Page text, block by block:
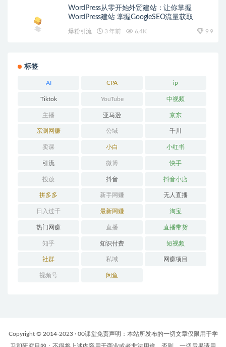
WordPress从零开始外贸建站：让你掌握
WordPress建站 掌握GoogleSEO流量获取
爆粉引流 3 年前 6.4K 9.9
标签
AI CPA ip
Tiktok YouTube 中视频
主播 亚马逊 京东
亲测网赚 公域 千川
卖课 小白 小红书
引流 微博 快手
投放 抖音 抖音小店
拼多多 新手网赚 无人直播
日入过千 最新网赚 淘宝
热门网赚 直播 直播带货
知乎 知识付费 短视频
社群 私域 网赚项目
视频号 闲鱼
Copyright © 2014-2023 · 00课堂免责声明：本站所发布的一切文章仅限用于学